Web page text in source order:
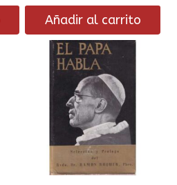
Añadir al carrito